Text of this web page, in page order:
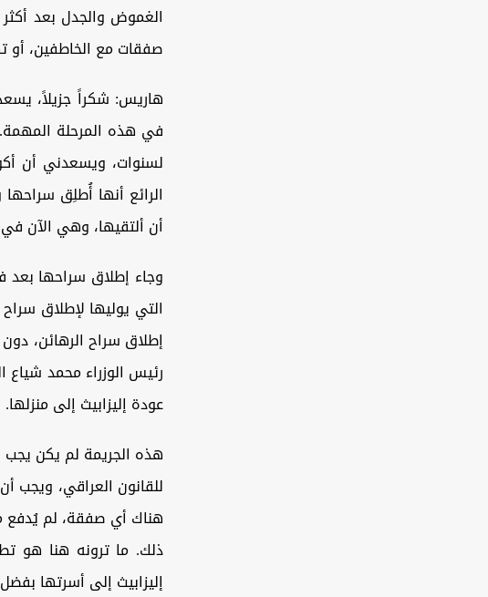
صفقات مع الخاطفين، أو
هاريس: شكراً جزيلاً،
في هذه المرحلة
لسنوات، ويسعدني أن
الرائع أنها أُطلِق
أن ألتقيها، وهي الآن
وجاء إطلاق سراحها بعد
التي يوليها لإطلاق
إطلاق سراح الرهائن،
رئيس الوزراء محمد شياع
عودة إليزابيث إلى منزلها.
هذه الجريمة لم يكن
للقانون العراقي، ويجب
هناك أي صفقة، لم يُدفع
ذلك. ما ترونه هنا هو
إليزابيث إلى أسرتها